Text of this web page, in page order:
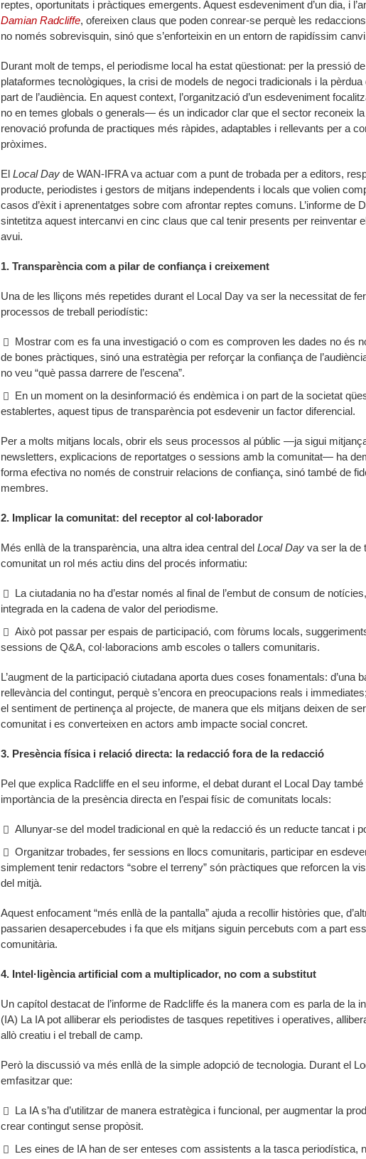
reptes, oportunitats i pràctiques emergents. Aquest esdeveniment d’un dia, i
Damian Radcliffe, ofereixen claus que poden conrear-se perquè les
no només sobrevisquin, sinó que s’enforteixin en un entorn de rapidíssim
Durant molt de temps, el periodisme local ha estat qüestionat: per la pressió
plataformes tecnològiques, la crisi de models de negoci tradicionals i la pèrdua
part de l’audiència. En aquest context, l’organització d’un esdeveniment
no en temes globals o generals— és un indicador clar que el sector reconeix la
renovació profunda de practiques més ràpides, adaptables i rellevants per a
pròximes.
El Local Day de WAN-IFRA va actuar com a punt de trobada per a editors,
producte, periodistes i gestors de mitjans independents i locals que volien
casos d’èxit i aprenentatges sobre com afrontar reptes comuns. L’informe de
sintetitza aquest intercanvi en cinc claus que cal tenir presents per reinventar
avui.
1. Transparència com a pilar de confiança i creixement
Una de les lliçons més repetides durant el Local Day va ser la necessitat de
processos de treball periodístic:
Mostrar com es fa una investigació o com es comproven les dades no és
de bones pràctiques, sinó una estratègia per reforçar la confiança de
no veu “què passa darrere de l’escena”.
En un moment on la desinformació és endèmica i on part de la societat
establertes, aquest tipus de transparència pot esdevenir un factor diferencial.
Per a molts mitjans locals, obrir els seus processos al públic —ja sigui
newsletters, explicacions de reportatges o sessions amb la comunitat— ha
forma efectiva no només de construir relacions de confiança, sinó també de
membres.
2. Implicar la comunitat: del receptor al col·laborador
Més enllà de la transparència, una altra idea central del Local Day va ser la de
comunitat un rol més actiu dins del procés informatiu:
La ciutadania no ha d’estar només al final de l’embut de consum de
integrada en la cadena de valor del periodisme.
Això pot passar per espais de participació, com fòrums locals,
sessions de Q&A, col·laboracions amb escoles o tallers comunitaris.
L’augment de la participació ciutadana aporta dues coses fonamentals: d’una
rellevància del contingut, perquè s’encora en preocupacions reals i
el sentiment de pertinença al projecte, de manera que els mitjans deixen de ser
comunitat i es converteixen en actors amb impacte social concret.
3. Presència física i relació directa: la redacció fora de la redacció
Pel que explica Radcliffe en el seu informe, el debat durant el Local Day
importància de la presència directa en l’espai físic de comunitats locals:
Allunyar-se del model tradicional en què la redacció és un reducte tancat i
Organitzar trobades, fer sessions en llocs comunitaris, participar en
simplement tenir redactors “sobre el terreny” són pràctiques que reforcen la
del mitjà.
Aquest enfocament “més enllà de la pantalla” ajuda a recollir històries que,
passarien desapercebudes i fa que els mitjans siguin percebuts com a part
comunitària.
4. Intel·ligència artificial com a multiplicador, no com a substitut
Un capítol destacat de l’informe de Radcliffe és la manera com es parla de la
(IA) La IA pot alliberar els periodistes de tasques repetitives i operatives,
allò creatiu i el treball de camp.
Però la discussió va més enllà de la simple adopció de tecnologia. Durant el
emfasitzar que:
La IA s’ha d’utilitzar de manera estratègica i funcional, per augmentar la
crear contingut sense propòsit.
Les eines de IA han de ser enteses com assistents a la tasca periodística,